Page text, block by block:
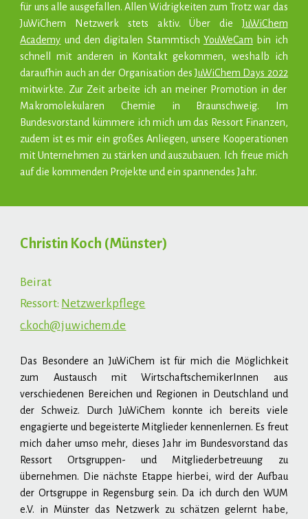
für uns alle ausgefallen. Allen Widrigkeiten zum Trotz war das
JuWiChem Netzwerk stets aktiv. Über die
JuWiChem
Academy und den digitalen Stammtisch YouWeCam bin ich
schnell mit anderen in Kontakt gekommen, weshalb ich
daraufhin auch an der Organisation des JuWiChem Days 2022
mitwirkte. Zur Zeit arbeite ich an meiner Promotion in der
Makromolekularen Chemie in Braunschweig. Im
Bundesvorstand kümmere ich mich um das Ressort Finanzen,
zudem ist es mir ein großes Anliegen, unsere Kooperationen
mit Unternehmen zu stärken und auszubauen. Ich freue mich
auf die kommenden Projekte und ein spannendes Jahr.
Christin Koch (Münster)
Beirat
Ressort: Netzwerkpflege
c.koch@juwichem.de
Das Besondere an JuWiChem ist für mich die Möglichkeit
zum Austausch mit WirtschaftschemikerInnen aus
verschiedenen Bereichen und Regionen in Deutschland und
der Schweiz. Durch JuWiChem konnte ich bereits viele
engagierte und begeisterte Mitglieder kennenlernen. Es freut
mich daher umso mehr, dieses Jahr im Bundesvorstand das
Ressort Ortsgruppen- und Mitgliederbetreuung zu
übernehmen. Die nächste Etappe hierbei, wird der Aufbau
der Ortsgruppe in Regensburg sein. Da ich durch den WUM
e.V. in Münster das Netzwerk zu schätzen gelernt habe,